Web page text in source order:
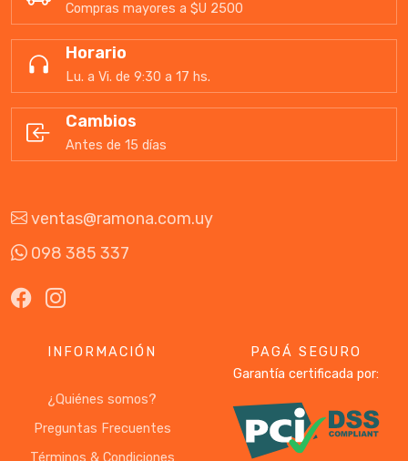
Compras mayores a $U 2500
Horario
Lu. a Vi. de 9:30 a 17 hs.
Cambios
Antes de 15 días
ventas@ramona.com.uy
098 385 337
INFORMACIÓN
¿Quiénes somos?
Preguntas Frecuentes
Términos & Condiciones
PAGÁ SEGURO
Garantía certificada por: